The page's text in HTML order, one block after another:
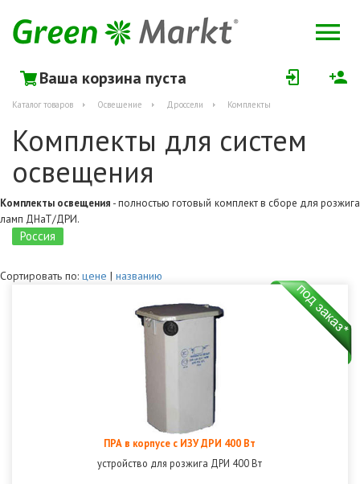
Ваша корзина пуста
Каталог товаров Освещение Дроссели Комплекты
Комплекты для систем
освещения
Комплекты освещения - полностью готовый комплект в сборе для розжига
ламп ДНаТ/ДРИ.
Россия
Сортировать по: цене | названию
ПРА в корпусе с ИЗУ ДРИ 400 Вт
устройство для розжига ДРИ 400 Вт